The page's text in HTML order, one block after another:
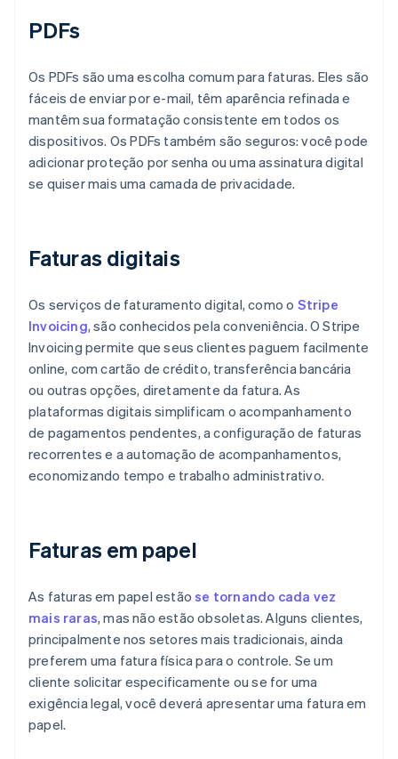
PDFs
Os PDFs são uma escolha comum para faturas. Eles são
fáceis de enviar por e-mail, têm aparência refinada e
mantêm sua formatação consistente em todos os
dispositivos. Os PDFs também são seguros: você pode
adicionar proteção por senha ou uma assinatura digital
se quiser mais uma camada de privacidade.
Faturas digitais
Os serviços de faturamento digital, como o Stripe
Invoicing, são conhecidos pela conveniência. O Stripe
Invoicing permite que seus clientes paguem facilmente
online, com cartão de crédito, transferência bancária
ou outras opções, diretamente da fatura. As
plataformas digitais simplificam o acompanhamento
de pagamentos pendentes, a configuração de faturas
recorrentes e a automação de acompanhamentos,
economizando tempo e trabalho administrativo.
Faturas em papel
As faturas em papel estãose tornando cada vez
mais raras, mas não estão obsoletas. Alguns clientes,
principalmente nos setores mais tradicionais, ainda
preferem uma fatura física para o controle. Se um
cliente solicitar especificamente ou se for uma
exigência legal, você deverá apresentar uma fatura em
papel.